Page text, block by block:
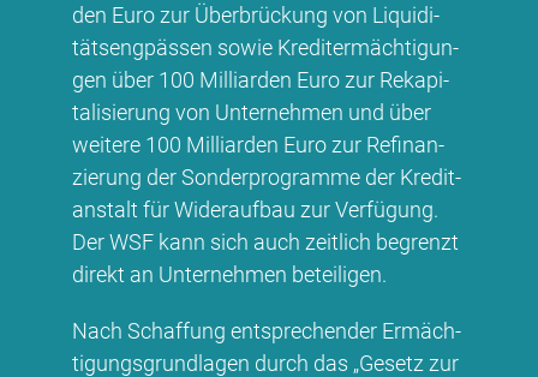
den Eu­ro zur Über­brü­ckung von Li­qui­di­
täts­eng­päs­sen so­wie Kre­dit­er­mäch­ti­gun­
gen über 100 Mil­li­ar­den Eu­ro zur Re­ka­pi­
ta­li­sie­rung von Un­ter­neh­men und über
wei­te­re 100 Mil­li­ar­den Eu­ro zur Re­fi­nan­
zie­rung der Son­der­pro­gram­me der Kre­dit­
an­stalt für Wi­der­auf­bau zur Ver­fü­gung.
Der WSF kann sich auch zeit­lich be­grenzt
di­rekt an Un­ter­neh­men be­tei­li­gen.
Nach Schaf­fung ent­spre­chen­der Er­mäch­
ti­gungs­grund­la­gen durch das „Ge­setz zur